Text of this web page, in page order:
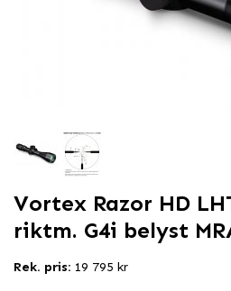
Vortex Razor HD
riktm. G4i belyst
Rek. pris: 19 795 kr